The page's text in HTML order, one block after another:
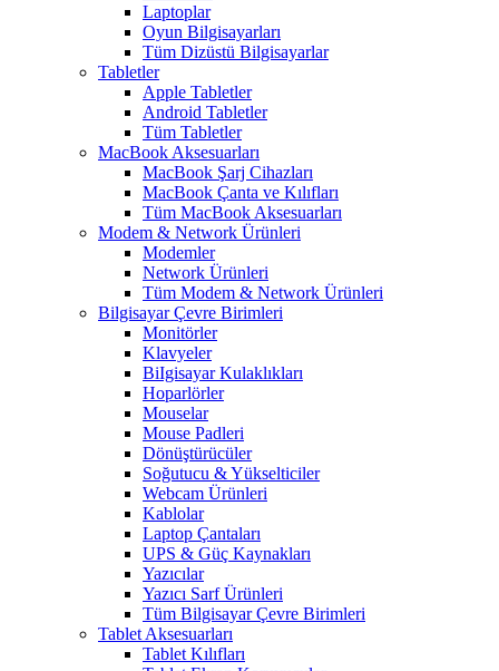
Laptoplar
Oyun Bilgisayarları
Tüm Dizüstü Bilgisayarlar
Tabletler
Apple Tabletler
Android Tabletler
Tüm Tabletler
MacBook Aksesuarları
MacBook Şarj Cihazları
MacBook Çanta ve Kılıfları
Tüm MacBook Aksesuarları
Modem & Network Ürünleri
Modemler
Network Ürünleri
Tüm Modem & Network Ürünleri
Bilgisayar Çevre Birimleri
Monitörler
Klavyeler
BiIgisayar Kulaklıkları
Hoparlörler
Mouselar
Mouse Padleri
Dönüştürücüler
Soğutucu & Yükselticiler
Webcam Ürünleri
Kablolar
Laptop Çantaları
UPS & Güç Kaynakları
Yazıcılar
Yazıcı Sarf Ürünleri
Tüm Bilgisayar Çevre Birimleri
Tablet Aksesuarları
Tablet Kılıfları